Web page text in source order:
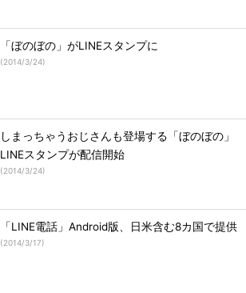
「ぼのぼの」がLINEスタンプに
(2014/3/24)
しまっちゃうおじさんも登場する「ぼのぼの」
LINEスタンプが配信開始
(2014/3/24)
「LINE電話」Android版、日米含む8カ国で提供
(2014/3/17)